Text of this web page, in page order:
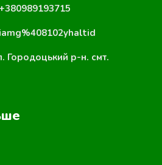
+380989193715
Городоцький р-н. смт.